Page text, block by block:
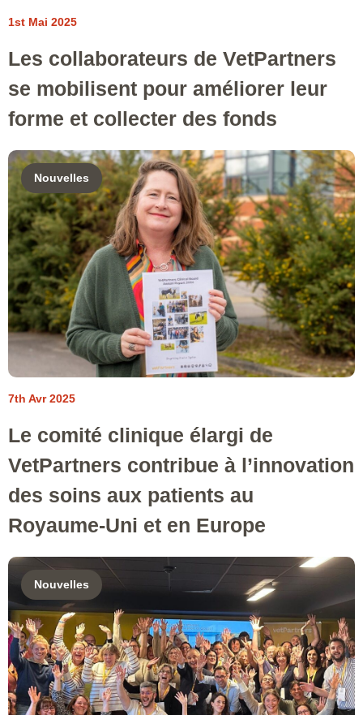
1st Mai 2025
Les collaborateurs de VetPartners
se mobilisent pour améliorer leur
forme et collecter des fonds
Nouvelles
7th Avr 2025
Le comité clinique élargi de
VetPartners contribue à l’innovation
des soins aux patients au
Royaume-Uni et en Europe
Nouvelles